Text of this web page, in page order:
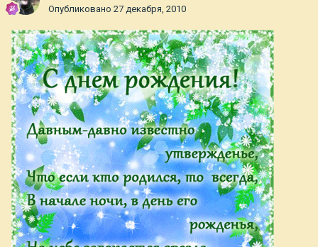
Опубликовано 27 декабря, 2010